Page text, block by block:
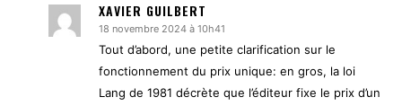
XAVIER GUILBERT
18 novembre 2024 à 10h41
Tout d’abord, une petite clarification sur le
fonctionnement du prix unique: en gros, la loi
Lang de 1981 décrète que l’éditeur fixe le prix d’un